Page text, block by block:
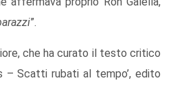
”.
che ha curato il testo critico
– Scatti rubati al tempo’, edito